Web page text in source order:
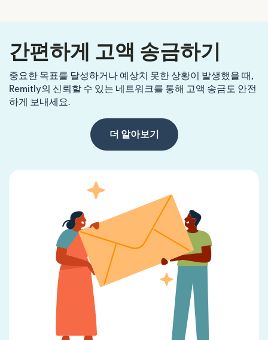
간편하게 고액 송금하기
중요한 목표를 달성하거나 예상치 못한 상황이 발생했을 때,
Remitly의 신뢰할 수 있는 네트워크를 통해 고액 송금도 안전
하게 보내세요.
더 알아보기